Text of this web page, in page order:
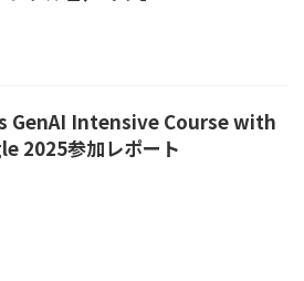
GenAI Intensive Course with
2025参加レポート